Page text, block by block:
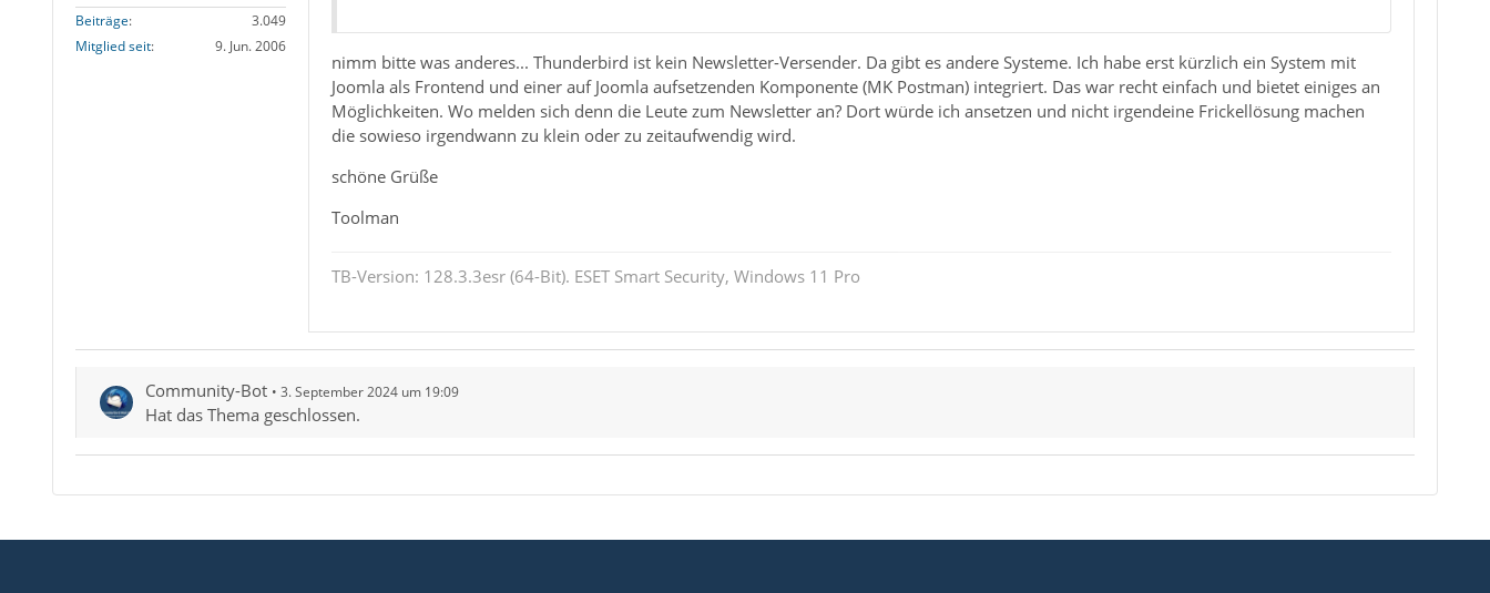
Beiträge
3.049
Mitglied seit
9. Jun. 2006
nimm bitte was anderes... Thunderbird ist kein Newsletter-Versender. Da gibt es andere Systeme. Ich habe erst kürzlich ein System mit
Joomla als Frontend und einer auf Joomla aufsetzenden Komponente (MK Postman) integriert. Das war recht einfach und bietet einiges an
Möglichkeiten. Wo melden sich denn die Leute zum Newsletter an? Dort würde ich ansetzen und nicht irgendeine Frickellösung machen
die sowieso irgendwann zu klein oder zu zeitaufwendig wird.
schöne Grüße
Toolman
TB-Version: 128.3.3esr (64-Bit). ESET Smart Security, Windows 11 Pro
Community-Bot 3. September 2024 um 19:09
Hat das Thema geschlossen.